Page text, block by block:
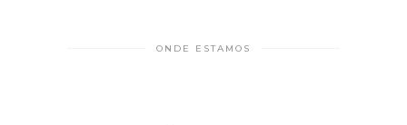
ONDE ESTAMOS